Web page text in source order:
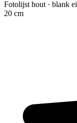
Fotolijst hout · blank
20 cm